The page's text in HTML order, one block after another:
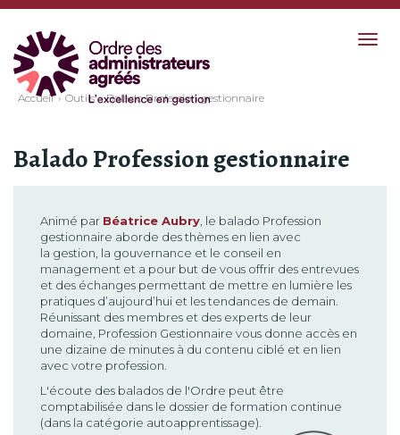
Accueil Outils Balado Profession gestionnaire
Balado Profession gestionnaire
Animé par Béatrice Aubry , le balado Profession
gestionnaire aborde des thèmes en lien avec
la gestion, la gouvernance et le conseil en
management et a pour but de vous offrir des entrevues
et des échanges permettant de mettre en lumière les
pratiques d’aujourd’hui et les tendances de demain.
Réunissant des membres et des experts de leur
domaine, Profession Gestionnaire vous donne accès en
une dizaine de minutes à du contenu ciblé et en lien
avec votre profession.
L'écoute des balados de l'Ordre peut être
comptabilisée dans le dossier de formation continue
(dans la catégorie autoapprentissage).